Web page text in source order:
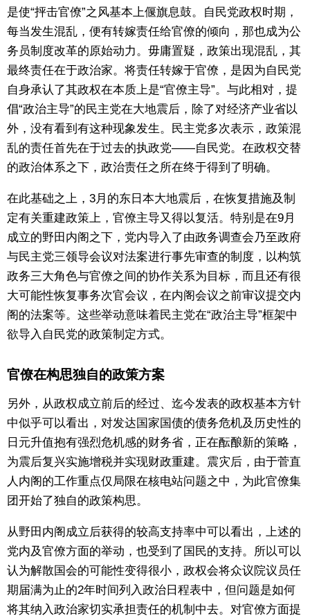
是使“抨击官僚”之风基本上偃旗息鼓。自民党政权时期，
每当发生混乱，便有转嫁责任给官僚的倾向，那也成为公
务员制度改革的原始动力。毋庸置疑，政策出现混乱，其
最终责任在于政治家。将责任转嫁于官僚，是因为自民党
自身承认了其政权在本质上是“官僚主导”。与此相对，提
倡“政治主导”的民主党在大地震后，除了对经济产业省以
外，没有看到有这种现象发生。民主党多次表示，政策混
乱的责任首先在于过去的执政党——自民党。在政权交替
的政治体系之下，政治责任之所在终于得到了明确。
在此基础之上，3月的东日本大地震后，在恢复措施及制
定有关重建政策上，官僚主导又得以复活。特别是在9月
成立的野田内阁之下，党内导入了由政务调查会乃至政府
与民主党三领导会议对法案进行事先审查的制度，以构筑
政务三大角色与官僚之间的协作关系为目标，而且还有很
大可能性恢复事务次官会议，在内阁会议之前审议提交内
阁的法案等。这些举动意味着民主党在“政治主导”框架中
欲导入自民党的政策制定方式。
官僚在构思独自的政策方案
另外，从政权成立前后的经过、迄今发表的政权基本方针
中似乎可以看出，对发达国家国债的债务危机及历史性的
日元升值抱有强烈危机感的财务省，正在酝酿新的策略，
为震后复兴实施增税并实现财政重建。震灾后，由于菅直
人内阁的工作重点仅局限在核电站问题之中，为此官僚集
团开始了独自的政策构思。
从野田内阁成立后获得的较高支持率中可以看出，上述的
党内及官僚方面的举动，也受到了国民的支持。所以可以
认为解散国会的可能性变得很小，政权会将众议院议员任
期届满为止的2年时间列入政治日程表中，但问题是如何
将其纳入政治家切实承担责任的机制中去。对官僚方面提